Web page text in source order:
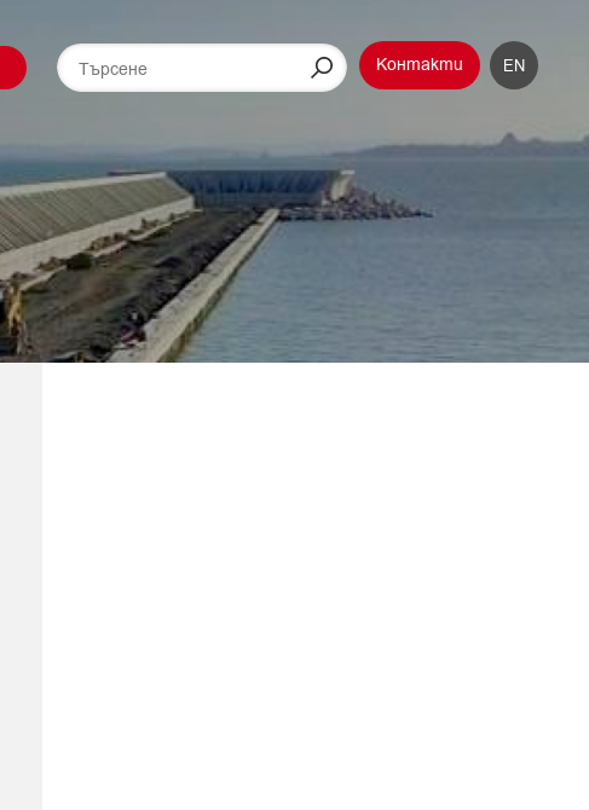
Контакти EN